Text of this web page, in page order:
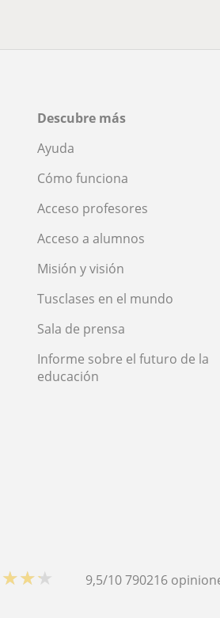
Descubre más
Ayuda
Cómo funciona
Acceso profesores
Acceso a alumnos
Misión y visión
Tusclases en el mundo
Sala de prensa
Informe sobre el futuro de la
educación
9,5/10790216